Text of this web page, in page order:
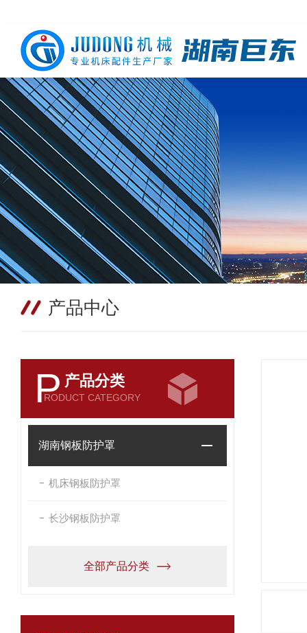
产品中心
P 产品分类
RODUCT CATEGORY
湖南钢板防护罩
机床钢板防护罩
长沙钢板防护罩
全部产品分类